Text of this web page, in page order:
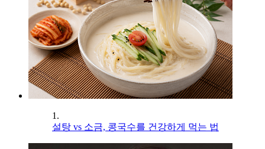
1.
설탕 vs 소금, 콩국수를 건강하게 먹는 법